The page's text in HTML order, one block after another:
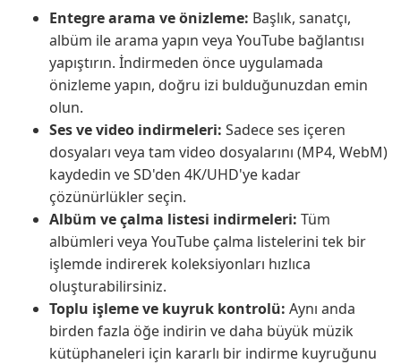
Entegre arama ve önizleme: Başlık, sanatçı,
albüm ile arama yapın veya YouTube bağlantısı
yapıştırın. İndirmeden önce uygulamada
önizleme yapın, doğru izi bulduğunuzdan emin
olun.
Ses ve video indirmeleri: Sadece ses içeren
dosyaları veya tam video dosyalarını (MP4, WebM)
kaydedin ve SD'den 4K/UHD'ye kadar
çözünürlükler seçin.
Albüm ve çalma listesi indirmeleri: Tüm
albümleri veya YouTube çalma listelerini tek bir
işlemde indirerek koleksiyonları hızlıca
oluşturabilirsiniz.
Toplu işleme ve kuyruk kontrolü: Aynı anda
birden fazla öğe indirin ve daha büyük müzik
kütüphaneleri için kararlı bir indirme kuyruğunu